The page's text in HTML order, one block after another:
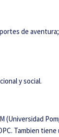
de aventura;
y social.
(Universidad
Tambien tiene